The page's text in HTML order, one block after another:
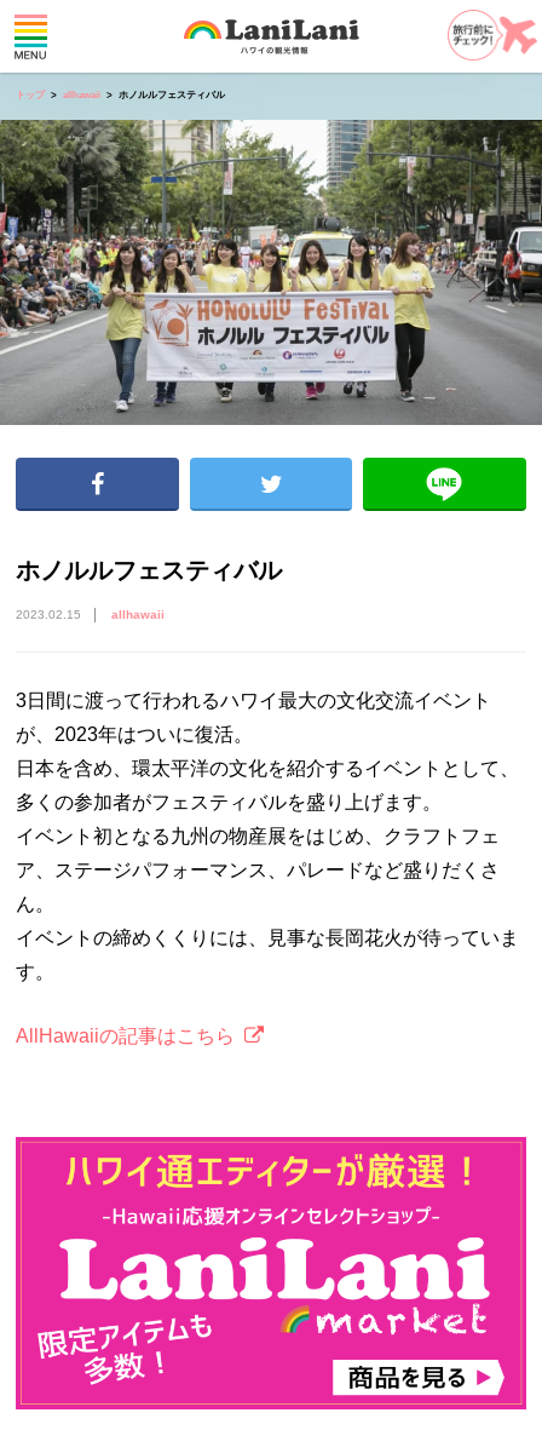
トップ allhawaii ホノルルフェスティバル
ホノルルフェスティバル
2023.02.15 allhawaii
3日間に渡って行われるハワイ最大の文化交流イベント
が、2023年はついに復活。
日本を含め、環太平洋の文化を紹介するイベントとして、
多くの参加者がフェスティバルを盛り上げます。
イベント初となる九州の物産展をはじめ、クラフトフェ
ア、ステージパフォーマンス、パレードなど盛りだくさ
ん。
イベントの締めくくりには、見事な長岡花火が待っていま
す。
AllHawaiiの記事はこちら